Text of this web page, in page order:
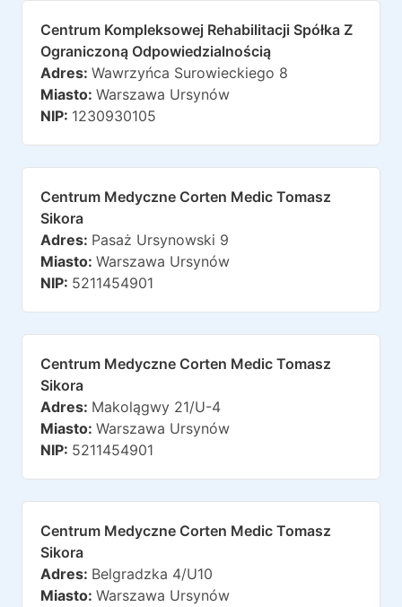
Centrum Kompleksowej Rehabilitacji Spółka Z
Ograniczoną Odpowiedzialnością
Adres: Wawrzyńca Surowieckiego 8
Miasto: Warszawa Ursynów
NIP: 1230930105
Centrum Medyczne Corten Medic Tomasz
Sikora
Adres: Pasaż Ursynowski 9
Miasto: Warszawa Ursynów
NIP: 5211454901
Centrum Medyczne Corten Medic Tomasz
Sikora
Adres: Makolągwy 21/u-4
Miasto: Warszawa Ursynów
NIP: 5211454901
Centrum Medyczne Corten Medic Tomasz
Sikora
Adres: Belgradzka 4/u10
Miasto: Warszawa Ursynów